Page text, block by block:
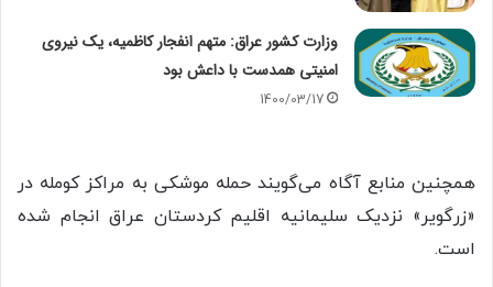
وزارت کشور عراق: متهم انفجار کاظمیه، یک نیروی
امنیتی همدست با داعش بود
1400/03/17
همچنین منابع آگاه می‌گویند حمله موشکی به مراکز کومله در
«زرگویر» نزدیک سلیمانیه اقلیم کردستان عراق انجام شده
است.